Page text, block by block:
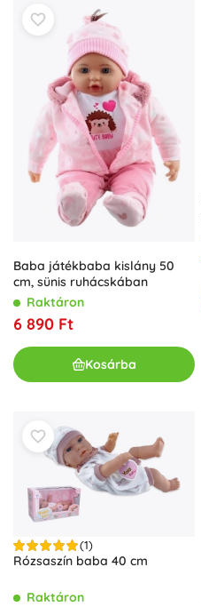
Baba játékbaba kislány 50
cm, sünis ruhácskában
Raktáron
6 890 Ft
Kosárba
(1)
Rózsaszín baba 40 cm
Raktáron